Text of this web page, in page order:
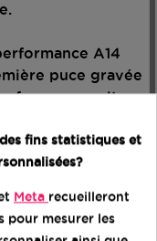
A14
puce gravée
ultra-
les jeux
de réalité
et intuitive.
fins statistiques et
Meta recueilleront
pour mesurer les